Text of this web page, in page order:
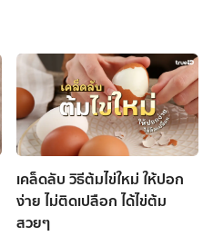
เคล็ดลับ วิธีต้มไข่ใหม่ ให้ปอก
ง่าย ไม่ติดเปลือก ได้ไข่ต้ม
สวยๆ